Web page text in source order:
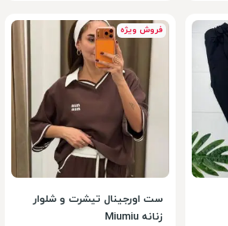
فروش ویژه
ست اورجینال تیشرت و شلوار
زنانه Miumiu